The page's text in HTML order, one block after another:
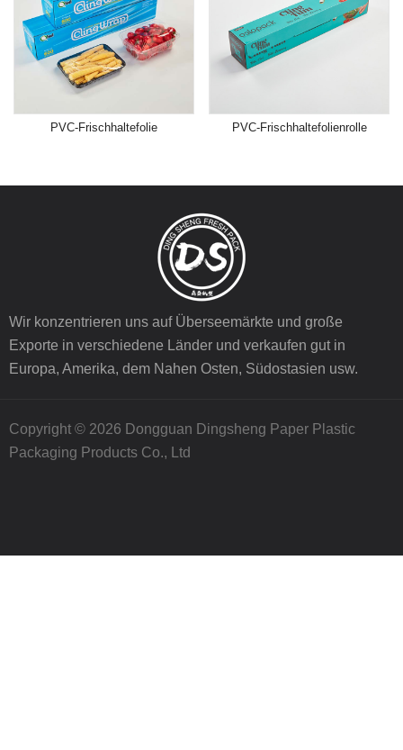
PVC-Frischhaltefolie PVC-Frischhaltefolienrolle
Wir konzentrieren uns auf Überseemärkte und große
Exporte in verschiedene Länder und verkaufen gut in
Europa, Amerika, dem Nahen Osten, Südostasien usw.
Copyright © 2026 Dongguan Dingsheng Paper Plastic
Packaging Products Co., Ltd